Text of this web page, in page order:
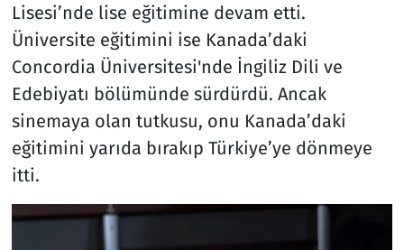
Lisesi’nde lise eğitimine devam etti.
Üniversite eğitimini ise Kanada’daki
Concordia Üniversitesi'nde İngiliz Dili ve
Edebiyatı bölümünde sürdürdü. Ancak
sinemaya olan tutkusu, onu Kanada’daki
eğitimini yarıda bırakıp Türkiye’ye dönmeye
itti.